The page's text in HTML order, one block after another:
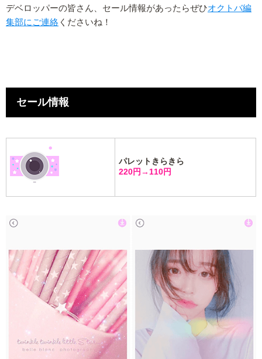
デベロッパーの皆さん、セール情報があったらぜひオクトバ編
集部にご連絡 くださいね！
セール情報
パレットきらきら
220円→110円